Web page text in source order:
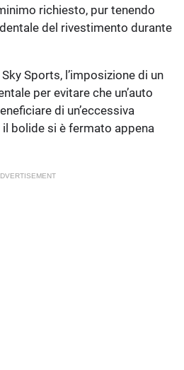
richiesto, pur tenendo
del rivestimento durante
Sports, l’imposizione di un
per evitare che un’auto
di un’eccessiva
bolide si è fermato appena